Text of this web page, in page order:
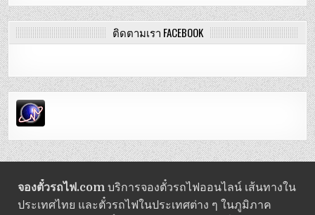
ติดตามเรา FACEBOOK
จองตั๋วรถไฟ.comบริการจองตั๋วรถไฟออนไลน์ เส้นทางใน
ประเทศไทย และตั๋วรถไฟในประเทศต่าง ๆ ในภูมิภาค